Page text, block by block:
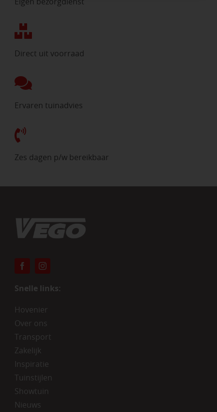
Direct uit voorraad
Ervaren tuinadvies
Zes dagen p/w bereikbaar
Snelle links:
Hovenier
Over ons
Transport
Zakelijk
Inspiratie
Tuinstijlen
Showtuin
Nieuws